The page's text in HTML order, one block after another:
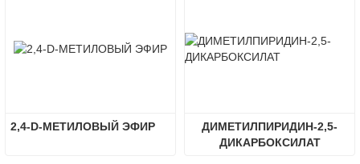
2,4-D-МЕТИЛОВЫЙ ЭФИР
ДИМЕТИЛПИРИДИН-2,5-
ДИКАРБОКСИЛАТ